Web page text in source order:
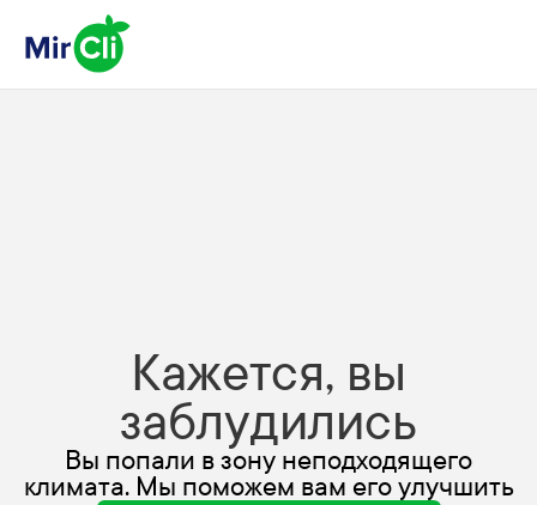
Кажется, вы
заблудились
Вы попали в зону неподходящего
климата. Мы поможем вам его улучшить